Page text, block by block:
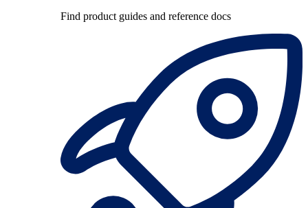
Find product guides and reference docs